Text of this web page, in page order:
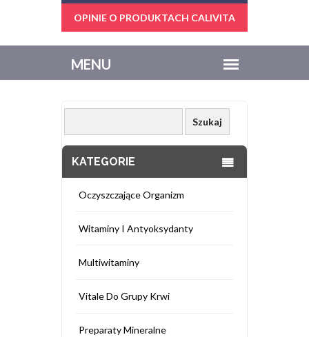
OPINIE O PRODUKTACH CALIVITA
KATEGORIE
Oczyszczające Organizm
Witaminy I Antyoksydanty
Multiwitaminy
Vitale Do Grupy Krwi
Preparaty Mineralne